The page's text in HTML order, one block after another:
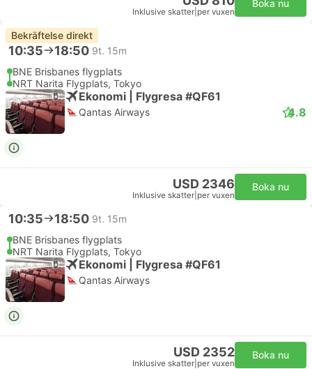
Inklusive skatter per vuxen
Boka nu
Bekräftelse direkt
10:35 18:50 9t. 15m
BNE Brisbanes flygplats
NRT Narita Flygplats, Tokyo
Ekonomi | Flygresa #QF61
Qantas Airways 4.8
USD 2346
Inklusive skatter per vuxen
Boka nu
10:35 18:50 9t. 15m
BNE Brisbanes flygplats
NRT Narita Flygplats, Tokyo
Ekonomi | Flygresa #QF61
Qantas Airways
USD 2352
Inklusive skatter per vuxen
Boka nu